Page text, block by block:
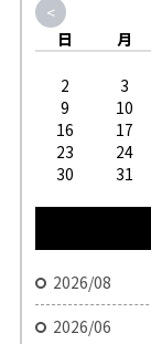
<
日
月
2
3
9
10
16
17
23
24
30
31
2026/08
2026/06